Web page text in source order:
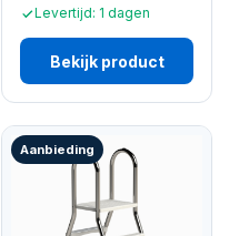
Levertijd: 1 dagen
Bekijk product
Aanbieding